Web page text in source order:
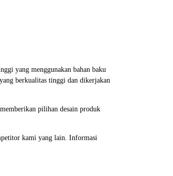
yang menggunakan bahan baku
berkualitas tinggi dan dikerjakan
pilihan desain produk
kami yang lain. Informasi